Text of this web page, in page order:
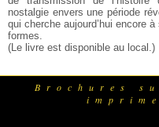
nostalgie envers une période
qui cherche aujourd’hui encore à
formes.
(Le livre est disponible au local.)
Brochures